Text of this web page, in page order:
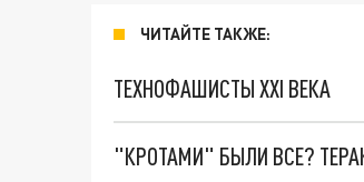
ЧИТАЙТЕ ТАКЖЕ:
ТЕХНОФАШИСТЫ XXI ВЕКА
"КРОТАМИ" БЫЛИ ВСЕ?